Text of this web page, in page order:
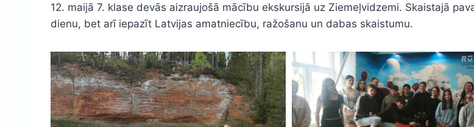
12. maijā 7. klase devās aizraujošā mācību ekskursijā uz Ziemeļvidzemi. Skaistajā
dienu, bet arī iepazīt Latvijas amatniecību, ražošanu un dabas skaistumu.